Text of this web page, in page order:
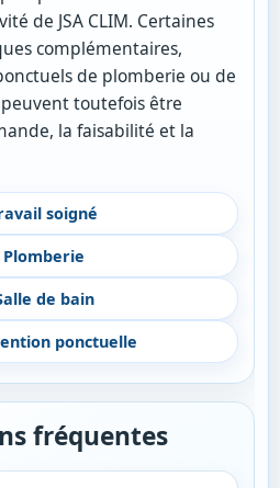
de JSA CLIM. Certaines
complémentaires,
de plomberie ou de
toutefois être
la faisabilité et la
soigné
Plomberie
de bain
ponctuelle
fréquentes